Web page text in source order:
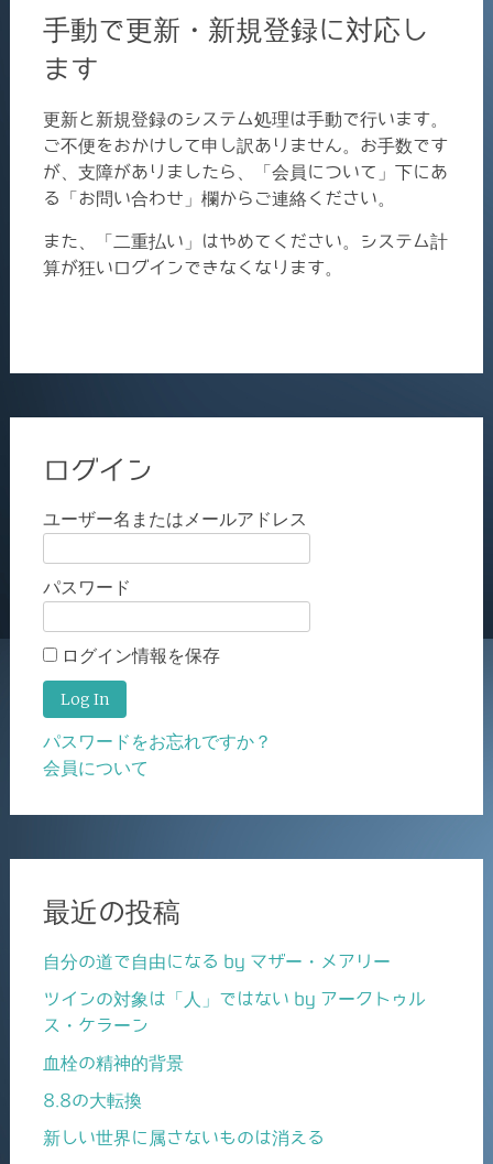
手動で更新・新規登録に対応し
ます
更新と新規登録のシステム処理は手動で行います。
ご不便をおかけして申し訳ありません。お手数です
が、支障がありましたら、「会員について」下にあ
る「お問い合わせ」欄からご連絡ください。
また、「二重払い」はやめてください。システム計
算が狂いログインできなくなります。
ログイン
ユーザー名またはメールアドレス
パスワード
ログイン情報を保存
パスワードをお忘れですか？
会員について
最近の投稿
自分の道で自由になる by マザー・メアリー
ツインの対象は「人」ではない by アークトゥル
ス・ケラーン
血栓の精神的背景
8.8の大転換
新しい世界に属さないものは消える